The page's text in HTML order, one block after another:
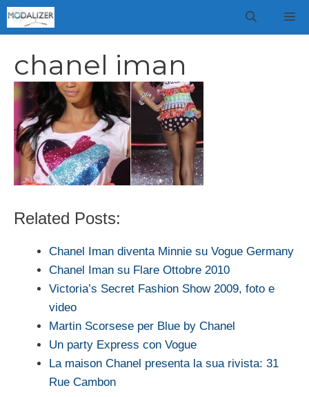
Vai
al
chanel iman
Related Posts:
Chanel Iman diventa Minnie su Vogue Germany
Chanel Iman su Flare Ottobre 2010
Victoria’s Secret Fashion Show 2009, foto e
video
Martin Scorsese per Blue by Chanel
Un party Express con Vogue
La maison Chanel presenta la sua rivista: 31
Rue Cambon